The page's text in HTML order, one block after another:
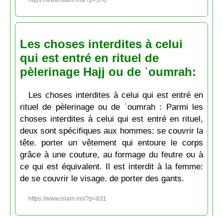
Les choses interdites à celui
qui est entré en rituel de
pèlerinage Hajj ou de ʿoumrah:
Les choses interdites à celui qui est entré en
rituel de pèlerinage ou de ʿoumrah : Parmi les
choses interdites à celui qui est entré en rituel,
deux sont spécifiques aux hommes: se couvrir la
tête. porter un vêtement qui entoure le corps
grâce à une couture, au formage du feutre ou à
ce qui est équivalent. Il est interdit à la femme:
de se couvrir le visage. de porter des gants.
https://www.islam.ms/?p=831